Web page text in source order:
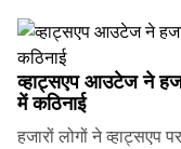
व्हाट्सएप आउटेज ने
में कठिनाई
हजारों लोगों ने व्हाट्सएप